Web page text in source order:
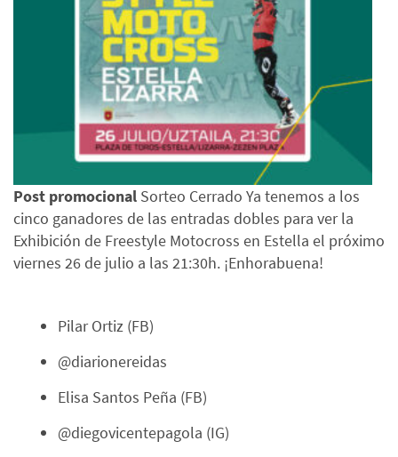
Post promocional Sorteo Cerrado Ya tenemos a los
cinco ganadores de las entradas dobles para ver la
Exhibición de Freestyle Motocross en Estella el próximo
viernes 26 de julio a las 21:30h. ¡Enhorabuena!
Pilar Ortiz (FB)
@diarionereidas
Elisa Santos Peña (FB)
@diegovicentepagola (IG)